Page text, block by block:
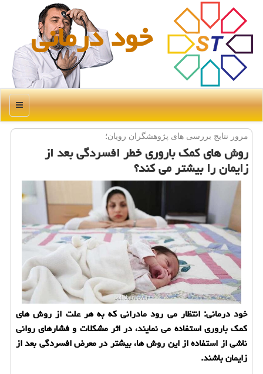
خود درمانی
منو
مرور نتایج بررسی های پژوهشگران رویان؛
روش های كمك باروری خطر افسردگی بعد از
زایمان را بیشتر می كند؟
خود درمانی: انتظار می رود مادرانی كه به هر علت از روش های
كمك باروری استفاده می نمایند، در اثر مشكلات و فشارهای روانی
ناشی از استفاده از این روش ها، بیشتر در معرض افسردگی بعد از
زایمان باشند.